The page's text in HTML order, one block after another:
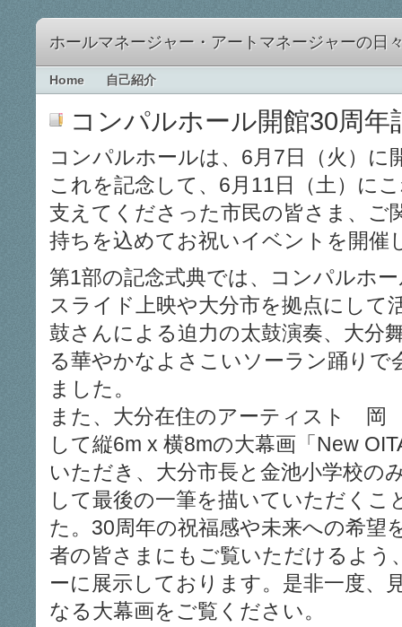
ホールマネージャー・アートマネージャーの日
Home 自己紹介
コンパルホール開館30周
コンパルホールは、6月7日（火）に
これを記念して、6月11日（土）に
支えてくださった市民の皆さま、ご
持ちを込めてお祝いイベントを開催
第1部の記念式典では、コンパルホ
スライド上映や大分市を拠点にして
鼓さんによる迫力の太鼓演奏、大分
る華やかなよさこいソーラン踊りで
ました。
また、大分在住のアーティスト
して縦6m x 横8mの大幕画「New
いただき、大分市長と金池小学校の
して最後の一筆を描いていただくこ
た。30周年の祝福感や未来への希望
者の皆さまにもご覧いただけるよう
ーに展示しております。是非一度、
なる大幕画をご覧ください。